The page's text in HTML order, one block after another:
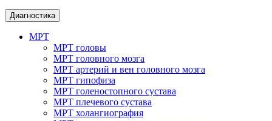
Диагностика
МРТ
МРТ головы
МРТ головного мозга
МРТ артерий и вен головного мозга
МРТ гипофиза
МРТ голеностопного сустава
МРТ плечевого сустава
МРТ холангиография